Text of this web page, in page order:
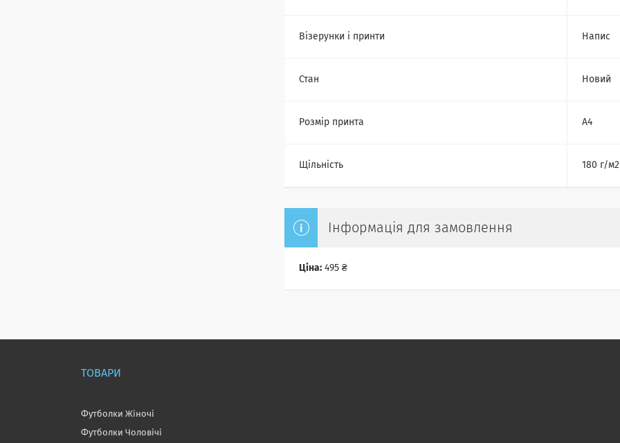
Візерунки і принти Напис
Стан Новий
Розмір принта А4
Щільність 180 г/м2
Інформація для замовлення
Ціна: 495 ₴
ТОВАРИ
Футболки Жіночі
Футболки Чоловічі